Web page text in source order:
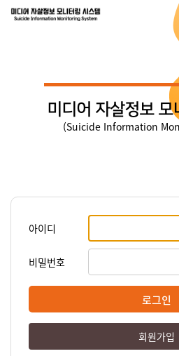
미디어 자살정보 모
(Suicide Information
아이디
비밀번호
로그인
회원가입